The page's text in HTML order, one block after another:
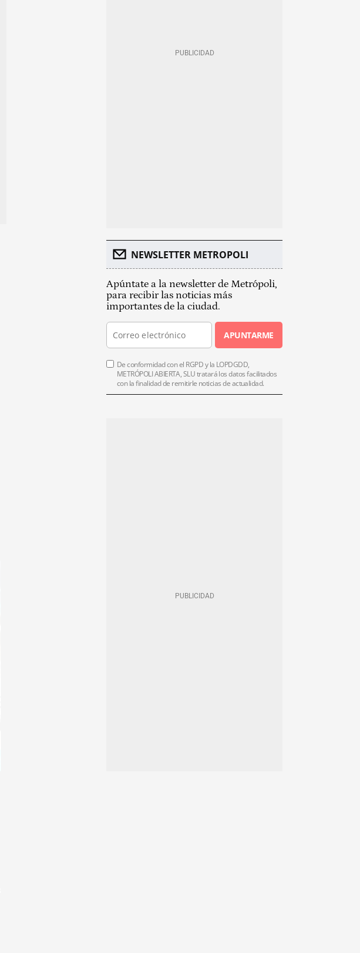
NEWSLETTER METROPOLI
Apúntate a la newsletter de Metrópoli,
para recibir las noticias más
importantes de la ciudad.
APUNTARME
De conformidad con el RGPD y la LOPDGDD,
METRÓPOLI ABIERTA, SLU tratará los datos facilitados
con la finalidad de remitirle noticias de actualidad.